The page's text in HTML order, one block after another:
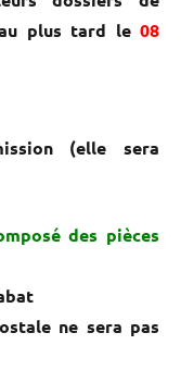
plus tard le 08
(elle sera
des pièces
ne sera pas